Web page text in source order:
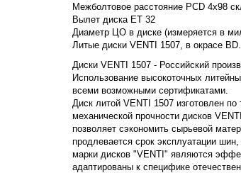
Межболтовое расстояние PCD 4x98
Вылет диска ET 32
Диаметр ЦО в диске (измеряется в
Литые диски VENTI 1507, в окрасе BD.
Диски VENTI 1507 - Российский
Использование высокоточных
всеми возможными сертификатами.
Диск литой VENTI 1507 изготовлен
механической прочности дисков
позволяет сэкономить сырьевой
продлевается срок эксплуатации
марки дисков "VENTI" являются
адаптированы к специфике